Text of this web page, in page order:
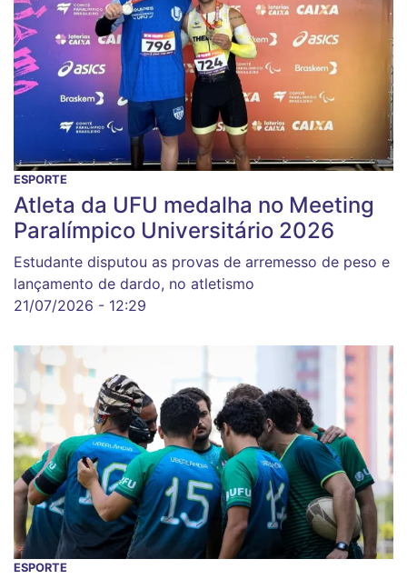
ESPORTE
Atleta da UFU medalha no Meeting
Paralímpico Universitário 2026
Estudante disputou as provas de arremesso de peso e
lançamento de dardo, no atletismo
21/07/2026 - 12:29
ESPORTE